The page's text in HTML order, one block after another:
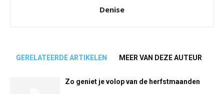
Denise
GERELATEERDE ARTIKELEN MEER VAN DEZE AUTEUR
Zo geniet je volop van de herfstmaanden